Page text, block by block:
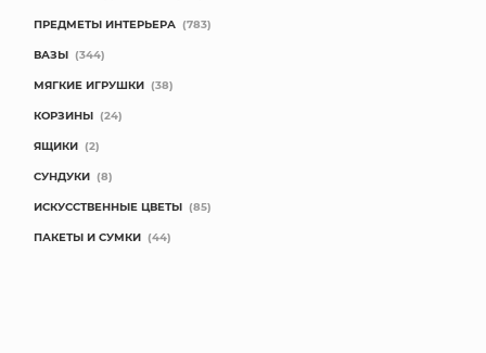
ПРЕДМЕТЫ ИНТЕРЬЕРА (783)
ВАЗЫ (344)
МЯГКИЕ ИГРУШКИ (38)
КОРЗИНЫ (24)
ЯЩИКИ (2)
СУНДУКИ (8)
ИСКУССТВЕННЫЕ ЦВЕТЫ (85)
ПАКЕТЫ И СУМКИ (44)